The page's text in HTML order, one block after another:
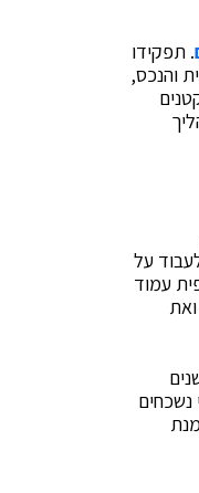
. תפקידו
והנכס,
על
עמוד
נשכחים